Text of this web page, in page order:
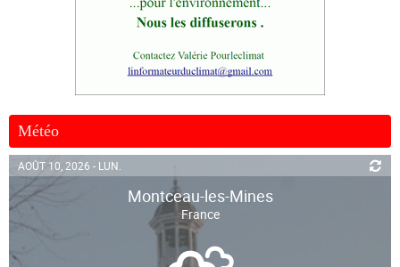
Météo
AOÛT 10, 2026 - LUN.
Montceau-les-Mines
France